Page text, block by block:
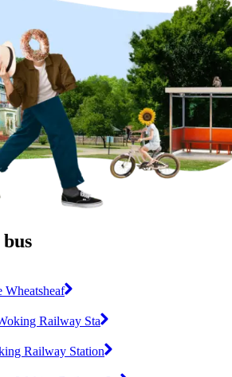
Wheatsheaf
Railway Sta
Railway Station